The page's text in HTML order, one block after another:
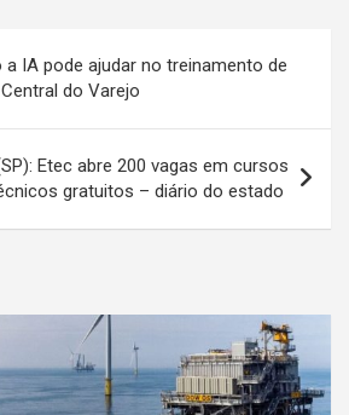
a IA pode ajudar no treinamento de
do Varejo
Etec abre 200 vagas em cursos
gratuitos – diário do estado